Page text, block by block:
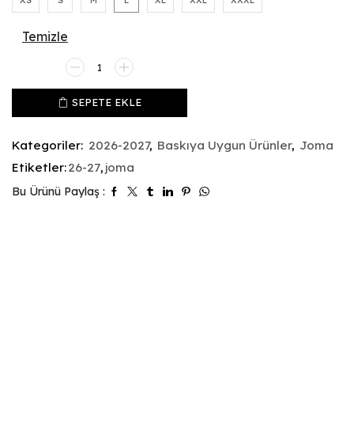
Temizle
SEPETE EKLE
Kategoriler: 2026-2027, Baskıya Uygun Ürünler, Joma
Etiketler:26-27, joma
Bu Ürünü Paylaş :